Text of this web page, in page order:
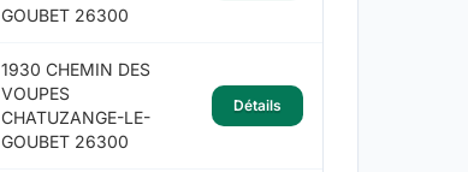
GOUBET 26300
1930 CHEMIN DES
VOUPES
CHATUZANGE-LE-
GOUBET 26300
Détails